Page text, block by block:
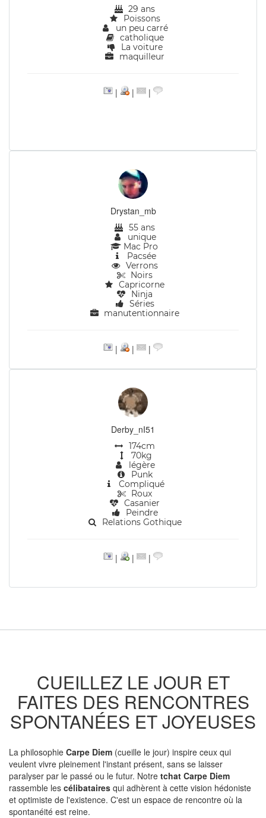
29 ans
Poissons
un peu carré
catholique
La voiture
maquilleur
| | |
Drystan_mb
55 ans
unique
Mac Pro
Pacsée
Verrons
Noirs
Capricorne
Ninja
Séries
manutentionnaire
| | |
Derby_nI51
174cm
70kg
légère
Punk
Compliqué
Roux
Casanier
Peindre
Relations Gothique
| | |
CUEILLEZ LE JOUR ET
FAITES DES RENCONTRES
SPONTANÉES ET JOYEUSES
La philosophie Carpe Diem (cueille le jour) inspire ceux qui
veulent vivre pleinement l'instant présent, sans se laisser
paralyser par le passé ou le futur. Notre tchat Carpe Diem
rassemble les célibataires qui adhèrent à cette vision hédoniste
et optimiste de l'existence. C'est un espace de rencontre où la
spontanéité est reine.